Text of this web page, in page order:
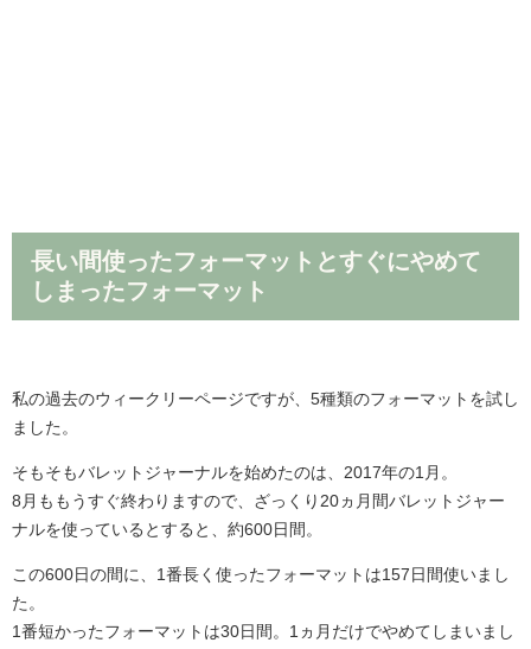
長い間使ったフォーマットとすぐにやめて
しまったフォーマット
私の過去のウィークリーページですが、5種類のフォーマットを試し
ました。
そもそもバレットジャーナルを始めたのは、2017年の1月。
8月ももうすぐ終わりますので、ざっくり20ヵ月間バレットジャー
ナルを使っているとすると、約600日間。
この600日の間に、1番長く使ったフォーマットは157日間使いまし
た。
1番短かったフォーマットは30日間。1ヵ月だけでやめてしまいまし